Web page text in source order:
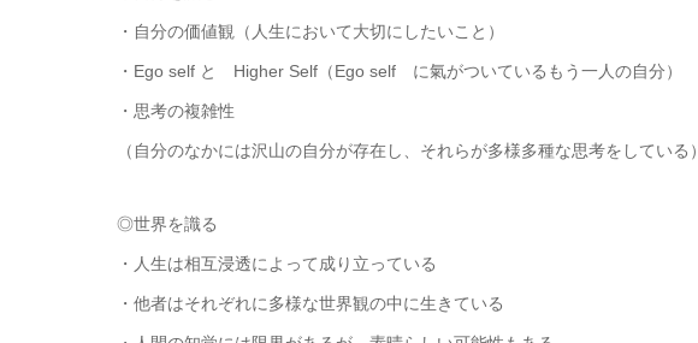
・自分の価値観（人生において大切にしたいこと）
・Ego self と Higher Self（Ego self に氣がついているもう一人の自分）
・思考の複雑性
（自分のなかには沢山の自分が存在し、それらが多様多種な思考をしている）
◎世界を識る
・人生は相互浸透によって成り立っている
・他者はそれぞれに多様な世界観の中に生きている